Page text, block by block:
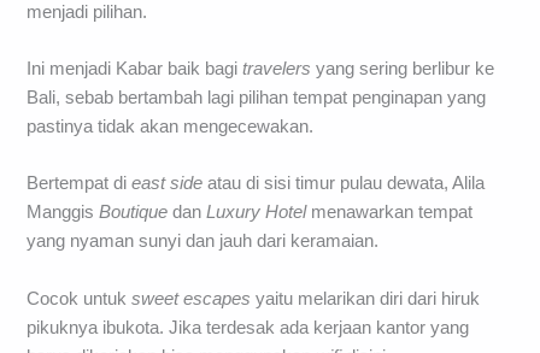
menjadi pilihan.
Ini menjadi Kabar baik bagitravelers yang sering berlibur ke
Bali, sebab bertambah lagi pilihan tempat penginapan yang
pastinya tidak akan mengecewakan.
Bertempat dieast side atau di sisi timur pulau dewata, Alila
ManggisBoutique danLuxury Hotelmenawarkan tempat
yang nyaman sunyi dan jauh dari keramaian.
Cocok untuk sweet escapes yaitu melarikan diri dari hiruk
pikuknya ibukota. Jika terdesak ada kerjaan kantor yang